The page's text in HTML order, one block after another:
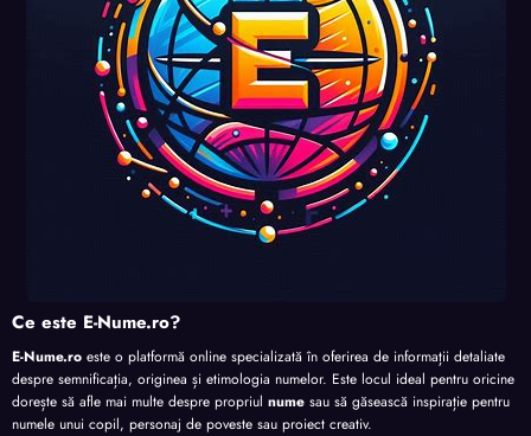
Ce este E-Nume.ro?
E-Nume.ro este o platformă online specializată în oferirea de informații detaliate
despre semnificația, originea și etimologia numelor. Este locul ideal pentru oricine
dorește să afle mai multe despre propriul nume sau să găsească inspirație pentru
numele unui copil, personaj de poveste sau proiect creativ.